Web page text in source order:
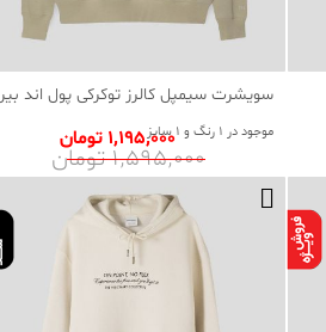
سویشرت سیمپل کالرز توکرکی پول اند بیر
موجود در 1 رنگ و 1 سایز
1٬595٬000 تومان
1٬195٬000 تومان